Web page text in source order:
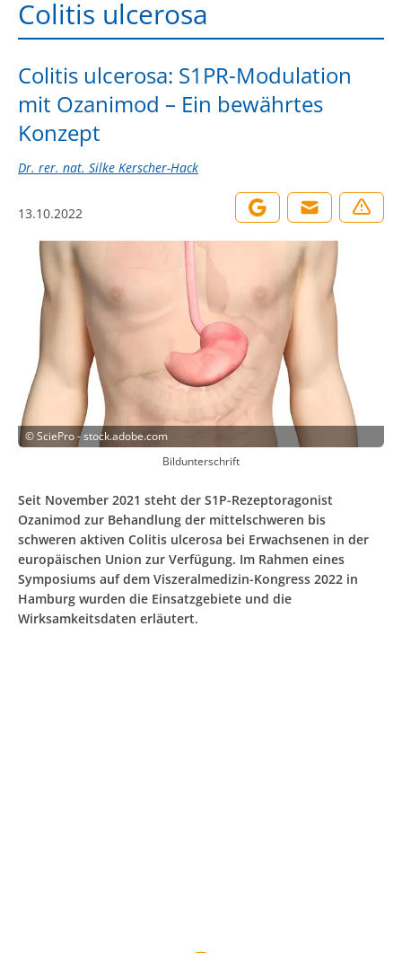
Colitis ulcerosa
Colitis ulcerosa: S1PR-Modulation
mit Ozanimod – Ein bewährtes
Konzept
Dr. rer. nat. Silke Kerscher-Hack
13.10.2022
©SciePro - stock.adobe.com
Bildunterschrift
Seit November 2021 steht der S1P-Rezeptoragonist
Ozanimod zur Behandlung der mittelschweren bis
schweren aktiven Colitis ulcerosa bei Erwachsenen in der
europäischen Union zur Verfügung. Im Rahmen eines
Symposiums auf dem Viszeralmedizin-Kongress 2022 in
Hamburg wurden die Einsatzgebiete und die
Wirksamkeitsdaten erläutert.